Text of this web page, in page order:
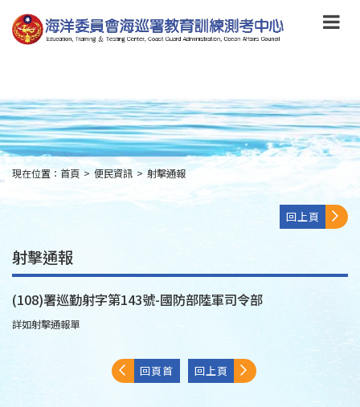
到
主
要
to
main
content
:::
現在位置： 首頁 > 便民資訊 > 射擊通報
回上頁
射擊通報
(108)署巡勤射字第143號-國防部陸軍司令部
詳如射擊通報單
回頁首 回上頁